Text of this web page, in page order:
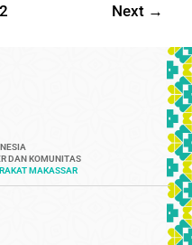
Next →
DAN KOMUNITAS
MAKASSAR